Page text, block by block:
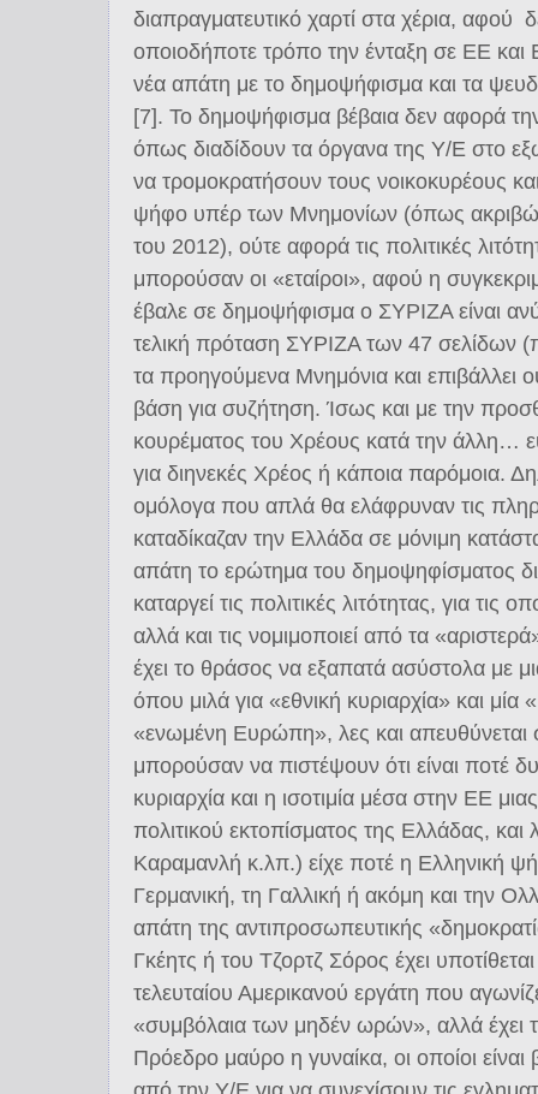
διαπραγματευτικό χαρτί στα χέρια, αφού
οποιοδήποτε τρόπο την ένταξη σε ΕΕ
νέα απάτη με το δημοψήφισμα και τα
[7]. Το δημοψήφισμα βέβαια δεν αφορά
όπως διαδίδουν τα όργανα της Υ/Ε στο
να τρομοκρατήσουν τους νοικοκυρέους
ψήφο υπέρ των Μνημονίων (όπως ακριβώς
του 2012), ούτε αφορά τις πολιτικές
μπορούσαν οι «εταίροι», αφού η
έβαλε σε δημοψήφισμα ο ΣΥΡΙΖΑ είναι
τελική πρόταση ΣΥΡΙΖΑ των 47 σελίδων
τα προηγούμενα Μνημόνια και επιβάλλει
βάση για συζήτηση. Ίσως και με την
κουρέματος του Χρέους κατά την
για διηνεκές Χρέος ή κάποια παρόμοια.
ομόλογα που απλά θα ελάφρυναν τις
καταδίκαζαν την Ελλάδα σε μόνιμη
απάτη το ερώτημα του δημοψηφίσματος
καταργεί τις πολιτικές λιτότητας, για τις
αλλά και τις νομιμοποιεί από τα
έχει το θράσος να εξαπατά ασύστολα με
όπου μιλά για «εθνική κυριαρχία» και μία
«ενωμένη Ευρώπη», λες και
μπορούσαν να πιστέψουν ότι είναι ποτέ
κυριαρχία και η ισοτιμία μέσα στην ΕΕ
πολιτικού εκτοπίσματος της Ελλάδας, και
Καραμανλή κ.λπ.) είχε ποτέ η Ελληνική
Γερμανική, τη Γαλλική ή ακόμη και την
απάτη της αντιπροσωπευτικής
Γκέητς ή του Τζορτζ Σόρος έχει
τελευταίου Αμερικανού εργάτη που
«συμβόλαια των μηδέν ωρών», αλλά έχει
Πρόεδρο μαύρο η γυναίκα, οι οποίοι είναι